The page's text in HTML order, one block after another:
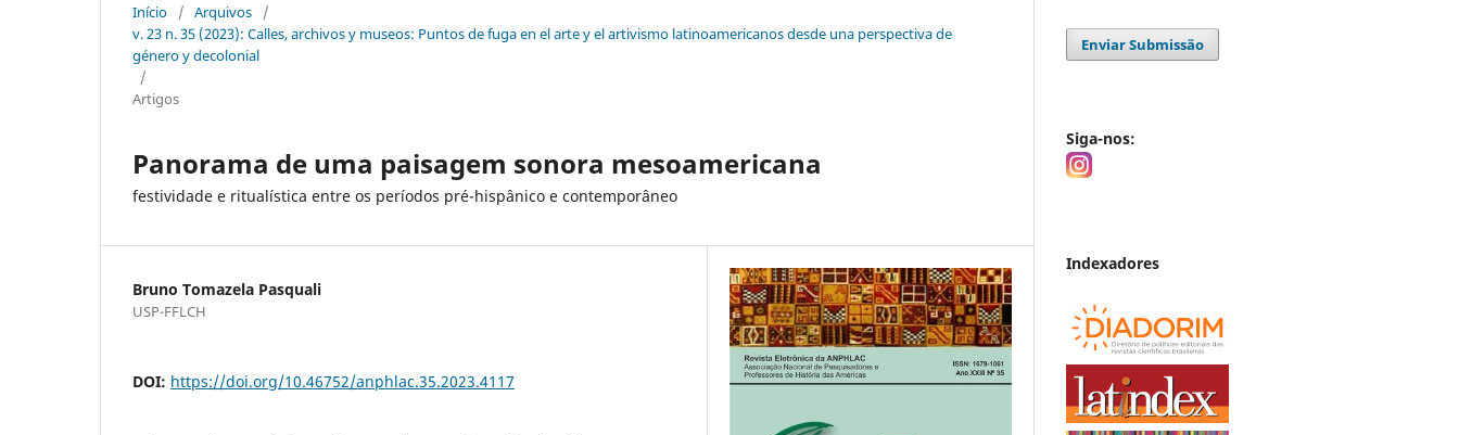
Início / Arquivos
/
v. 23 n. 35 (2023): Calles, archivos y museos: Puntos de fuga en el arte y el artivismo latinoamericanos desde una perspectiva de
género y decolonial
/
Artigos
Panorama de uma paisagem sonora mesoamericana
festividade e ritualística entre os períodos pré-hispânico e contemporâneo
Bruno Tomazela Pasquali
USP-FFLCH
DOI: https://doi.org/10.46752/anphlac.35.2023.4117
Enviar Submissão
Siga-nos:
Indexadores